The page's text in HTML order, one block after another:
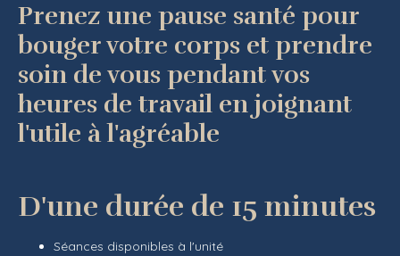
Prenez une pause santé pour
bouger votre corps et prendre
soin de vous pendant vos
heures de travail en joignant
l'utile à l'agréable
D'une durée de 15 minutes
Séances disponibles à l'unité